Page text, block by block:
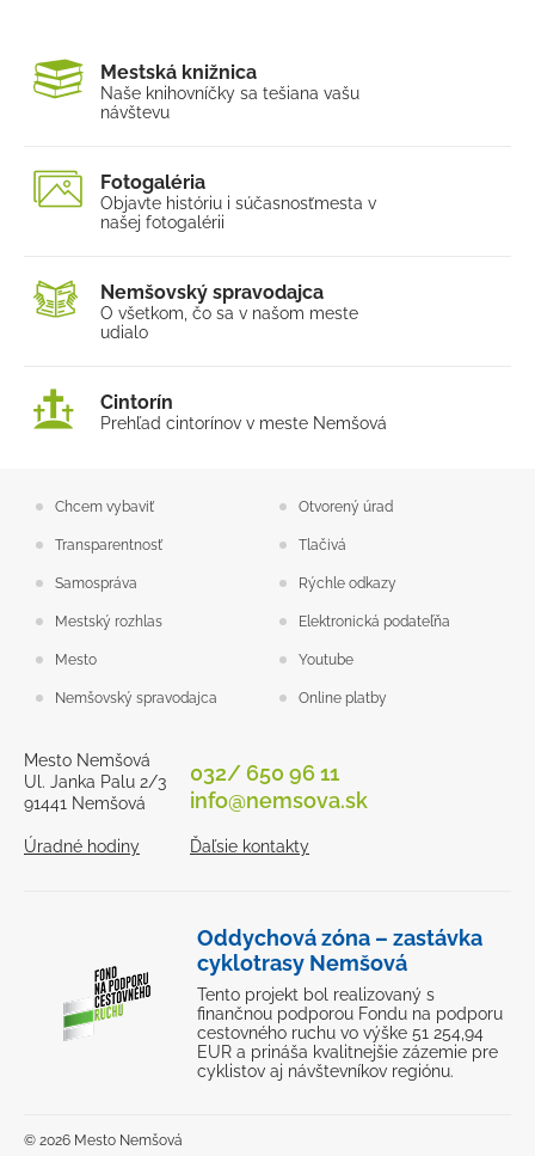
Mestská knižnica
Naše knihovníčky sa tešiana vašu
návštevu
Fotogaléria
Objavte históriu i súčasnosťmesta v
našej fotogalérii
Nemšovský spravodajca
O všetkom, čo sa v našom meste
udialo
Cintorín
Prehľad cintorínov v meste Nemšová
Chcem vybaviť Otvorený úrad
Transparentnosť Tlačivá
Samospráva Rýchle odkazy
Mestský rozhlas Elektronická podateľňa
Mesto Youtube
Nemšovský spravodajca Online platby
Mesto Nemšová
Ul. Janka Palu 2/3
91441 Nemšová
Úradné hodiny
032/ 650 96 11
info@nemsova.sk
Ďaľsie kontakty
Oddychová zóna – zastávka
cyklotrasy Nemšová
Tento projekt bol realizovaný s
finančnou podporou Fondu na podporu
cestovného ruchu vo výške 51 254,94
EUR a prináša kvalitnejšie zázemie pre
cyklistov aj návštevníkov regiónu.
© 2026 Mesto Nemšová